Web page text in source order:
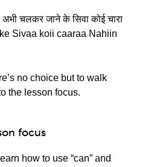
चलकर जाने के सिवा कोई चारा
Sivaa koii caaraa Nahiin
no choice but to walk
the lesson focus.
focus
how to use “can” and